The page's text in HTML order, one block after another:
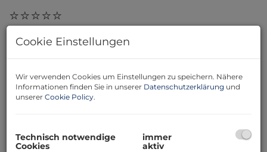
29.11.2023, 10:23
Sehr geehrte Frau Hertel! Wir sagen DANKE – für Ihre
Hilfsbereitschaft, Modeberatung, Verständnis,
Zuverlässigkeit und Einsatzbereitschaft!!! Wir schätzen
Ihre engagierte Arbeit sehr und können Sie nur
Cookie Einstellungen
Wir verwenden Cookies um Einstellungen zu speichern. Nähere
Informationen finden Sie in unserer Datenschutzerklärung und
unserer Cookie Policy.
Technisch notwendige
Cookies
immer
aktiv